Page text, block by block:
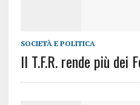
SOCIETÀ E POLITICA
Il T.F.R. rende più dei